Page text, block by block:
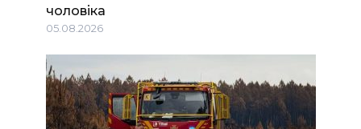
чоловіка
05.08.2026